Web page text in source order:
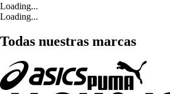
Loading...
Loading...
Todas nuestras marcas